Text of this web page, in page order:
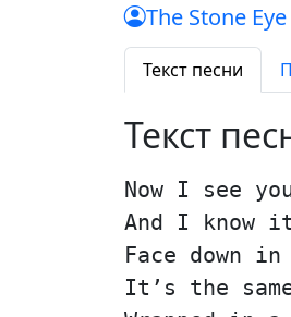
The Stone Eye
Текст песни
Текст
Now I see
And I know it
Face down in
It’s the